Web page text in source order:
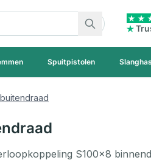
Spuitpistolen
S100x8